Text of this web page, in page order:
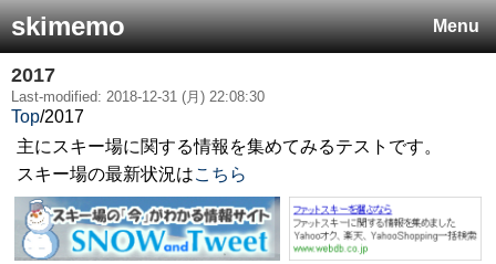
Menu
skimemo
2017
Last-modified: 2018-12-31 (月) 22:08:30
Top/2017
主にスキー場に関する情報を集めてみるテストです。
スキー場の最新状況はこちら